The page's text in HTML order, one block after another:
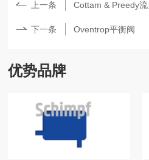
上一条 Cottam & Preedy
下一条 Oventrop平衡阀
优势品牌